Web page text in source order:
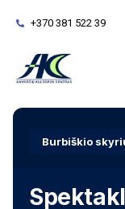
+370 381 522 39
Burbiškio